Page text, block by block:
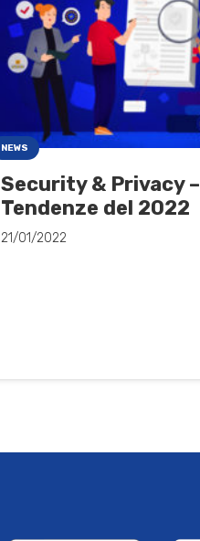
NEWS
Security & Privacy –
Tendenze del 2022
21/01/2022